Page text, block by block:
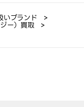
いブランド
ー）買取